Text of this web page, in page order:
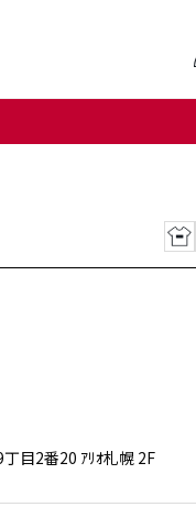
目2番20 ｱﾘｵ札幌 2F